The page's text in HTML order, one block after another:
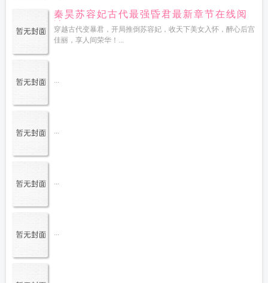
秦昊苏容妃古代最强昏君最新章节在线阅
读
穿越古代变暴君，开局推倒苏容妃，收天下美女入怀，醉心后宫
佳丽，享人间荣华！...
...
...
...
...